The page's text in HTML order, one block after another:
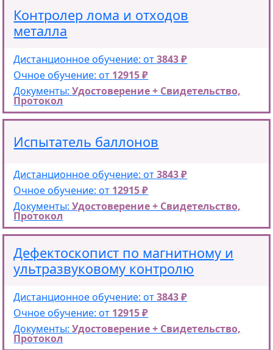
Контролер лома и отходов
металла
Дистанционное обучение: от3843 ₽
Очное обучение: от 12915 ₽
Документы:Удостоверение + Свидетельство,
Протокол
Испытатель баллонов
Дистанционное обучение: от3843 ₽
Очное обучение: от 12915 ₽
Документы:Удостоверение + Свидетельство,
Протокол
Дефектоскопист по магнитному и
ультразвуковому контролю
Дистанционное обучение: от3843 ₽
Очное обучение: от 12915 ₽
Документы:Удостоверение + Свидетельство,
Протокол